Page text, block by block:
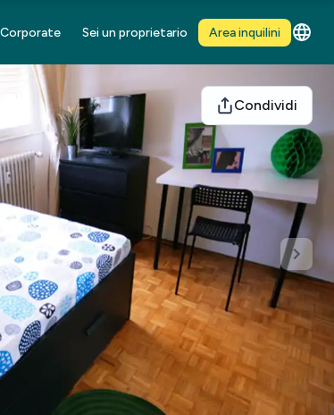
Corporate Sei un proprietario Area inquilini
Condividi